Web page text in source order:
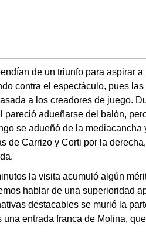
de un triunfo para aspirar
contra el espectáculo, pues
a los creadores de juego.
pareció adueñarse del balón,
se adueñó de la mediacancha
de Carrizo y Corti por la
la visita acumuló algún
hablar de una superioridad
destacables se murió la
entrada franca de Molina,